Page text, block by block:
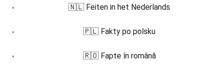
🇳🇱 Feiten in het Nederlands
🇵🇱 Fakty po polsku
🇷🇴 Fapte în română